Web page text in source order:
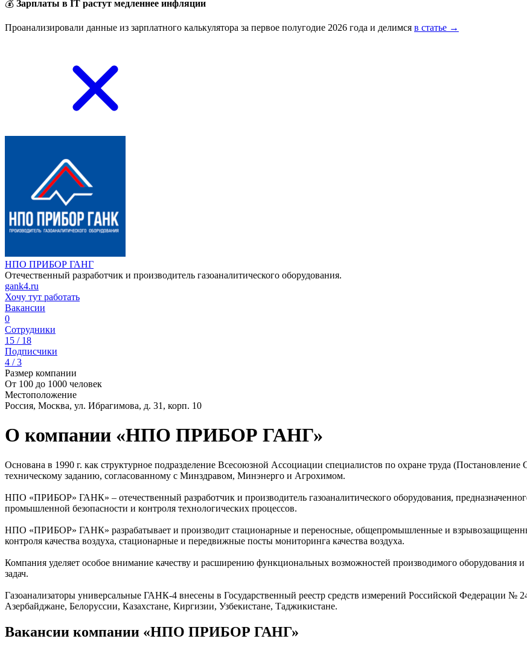
💰 Зарплаты в IT растут медленнее инфляции
Проанализировали данные из зарплатного калькулятора за первое полугодие 2026 года и делимся в статье →
НПО ПРИБОР ГАНГ
Отечественный разработчик и производитель газоаналитического оборудования.
gank4.ru
Хочу тут работать
Вакансии
0
Сотрудники
15 / 18
Подписчики
4 / 3
Размер компании
От 100 до 1000 человек
Местоположение
Россия, Москва, ул. Ибрагимова, д. 31, корп. 10
О компании «НПО ПРИБОР ГАНГ»
Основана в 1990 г. как структурное подразделение Всесоюзной Ассоциации специалистов по охране труда
техническому заданию, согласованному с Минздравом, Минэнерго и Агрохимом.
НПО «ПРИБОР» ГАНК» – отечественный разработчик и производитель газоаналитического оборудования,
промышленной безопасности и контроля технологических процессов.
НПО «ПРИБОР» ГАНК» разрабатывает и производит стационарные и переносные, общепромышленные и
контроля качества воздуха, стационарные и передвижные посты мониторинга качества воздуха.
Компания уделяет особое внимание качеству и расширению функциональных возможностей производимого оборудования
задач.
Газоанализаторы универсальные ГАНК-4 внесены в Государственный реестр средств измерений Российской Федерации
Азербайджане, Белоруссии, Казахстане, Киргизии, Узбекистане, Таджикистане.
Вакансии компании «НПО ПРИБОР ГАНГ»